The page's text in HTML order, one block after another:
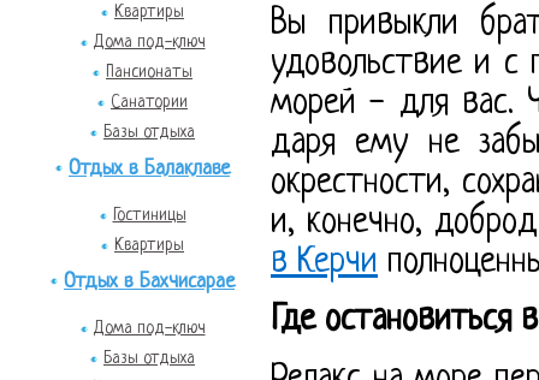
Квартиры
Дома под-ключ
Пансионаты
Санатории
Базы отдыха
Отдых в Балаклаве
Гостиницы
Квартиры
Отдых в Бахчисарае
Дома под-ключ
Базы отдыха
Вы привыкли
удовольствие и с
морей - для вас.
даря ему не
окрестности,
и, конечно,
в Керчи
Где остановиться